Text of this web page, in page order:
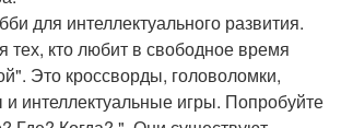
для интеллектуального развития.
тех, кто любит в свободное время
Это кроссворды, головоломки,
интеллектуальные игры. Попробуйте